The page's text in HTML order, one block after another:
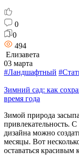
0
0
494
Елизавета
03 марта
#Ландшафтный
Зимний сад: как
время года
Зимой природа
привлекательность.
дизайна можно
месяцы. Вот
оставаться красивым